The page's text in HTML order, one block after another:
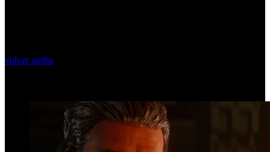
volver arriba